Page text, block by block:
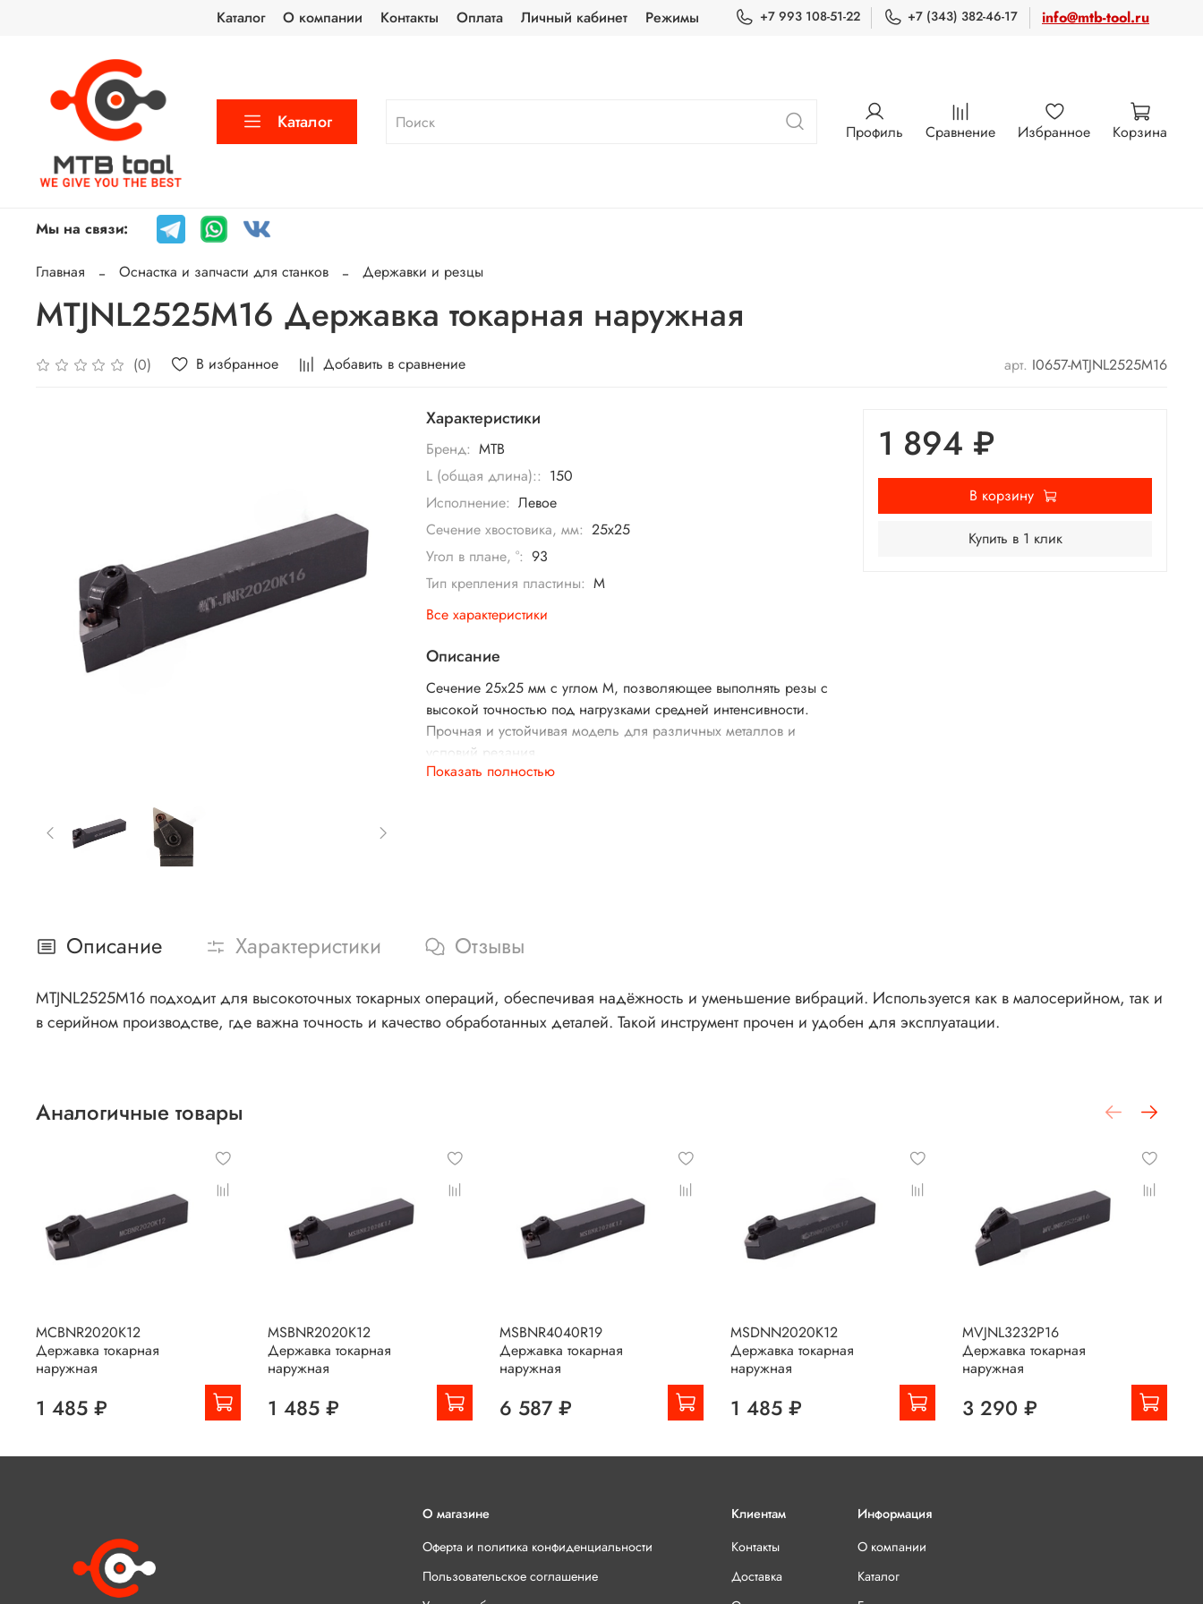
Каталог О компании Контакты Оплата Личный кабинет Режимы +7 993 108-51-22 +7 (343) 382-46-17 info@mtb-tool.ru
Каталог Профиль Сравнение Избранное Корзина
Мы на связи:
Главная Оснастка и запчасти для станков Державки и резцы
MTJNL2525M16 Державка токарная наружная
(0) В избранное Добавить в сравнение арт. I0657-MTJNL2525M16
Характеристики
Бренд: MTB
L (общая длина):: 150
Исполнение: Левое
Сечение хвостовика, мм: 25x25
Угол в плане, °: 93
Тип крепления пластины: M
Все характеристики
Описание
Сечение 25x25 мм с углом M, позволяющее выполнять резы с
высокой точностью под нагрузками средней интенсивности.
Прочная и устойчивая модель для различных металлов и
условий резания.
Показать полностью
1 894 ₽
В корзину
Купить в 1 клик
Описание Характеристики Отзывы
MTJNL2525M16 подходит для высокоточных токарных операций, обеспечивая надёжность и уменьшение вибраций. Используется как в малосерийном, так и
в серийном производстве, где важна точность и качество обработанных деталей. Такой инструмент прочен и удобен для эксплуатации.
Аналогичные товары
MCBNR2020K12
Державка токарная
наружная
1 485 ₽
MSBNR2020K12
Державка токарная
наружная
1 485 ₽
MSBNR4040R19
Державка токарная
наружная
6 587 ₽
MSDNN2020K12
Державка токарная
наружная
1 485 ₽
MVJNL3232P16
Державка токарная
наружная
3 290 ₽
О магазине
Оферта и политика конфиденциальности
Пользовательское соглашение
Клиентам
Контакты
Доставка
Информация
О компании
Каталог